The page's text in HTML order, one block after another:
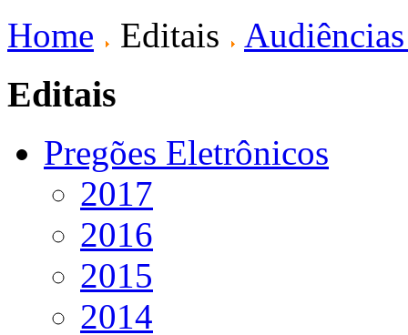
Home
Editais
Editais
Pregões Eletrônicos
2017
2016
2015
2014